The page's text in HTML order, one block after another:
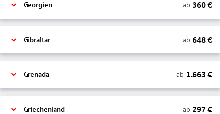
Georgien ab 360€
Gibraltar ab 648€
Grenada ab 1.663 €
Griechenland ab 297 €